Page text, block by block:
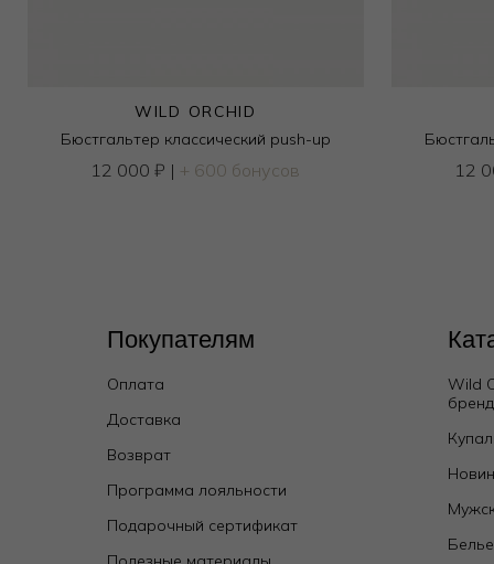
Бомбер
WILD ORCHID
Бюстгальтер классический push-up
12 000₽ | + 600 бонусов 12
Покупателям
Оплата
Доставка
Возврат
Программа лояльности
Подарочный сертификат
Wild
Белье